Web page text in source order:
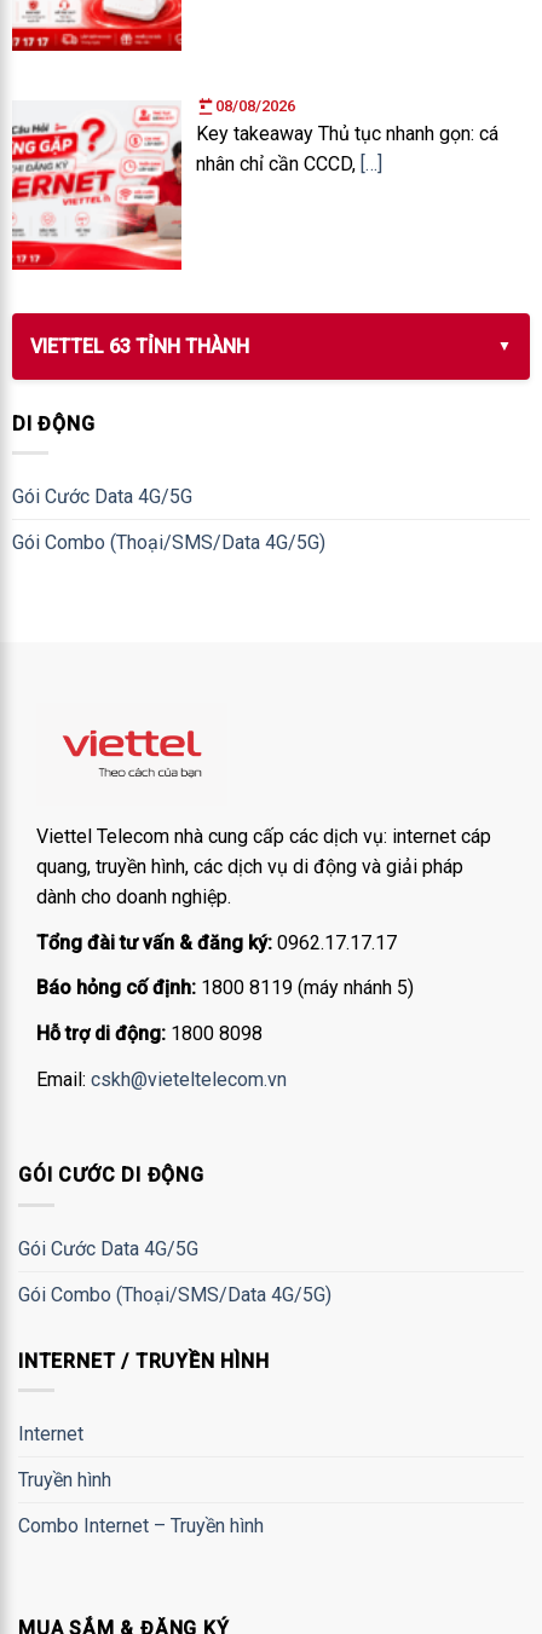
08/08/2026
Key takeaway Thủ tục nhanh gọn: cá
nhân chỉ cần CCCD, […]
VIETTEL 63 TỈNH THÀNH
DI ĐỘNG
Gói Cước Data 4G/5G
Gói Combo (Thoại/SMS/Data 4G/5G)
Viettel Telecom nhà cung cấp các dịch vụ: internet cáp
quang, truyền hình, các dịch vụ di động và giải pháp
dành cho doanh nghiệp.
Tổng đài tư vấn & đăng ký: 0962.17.17.17
Báo hỏng cố định: 1800 8119 (máy nhánh 5)
Hỗ trợ di động: 1800 8098
Email: cskh@vieteltelecom.vn
GÓI CƯỚC DI ĐỘNG
Gói Cước Data 4G/5G
Gói Combo (Thoại/SMS/Data 4G/5G)
INTERNET / TRUYỀN HÌNH
Internet
Truyền hình
Combo Internet – Truyền hình
MUA SẮM & ĐĂNG KÝ